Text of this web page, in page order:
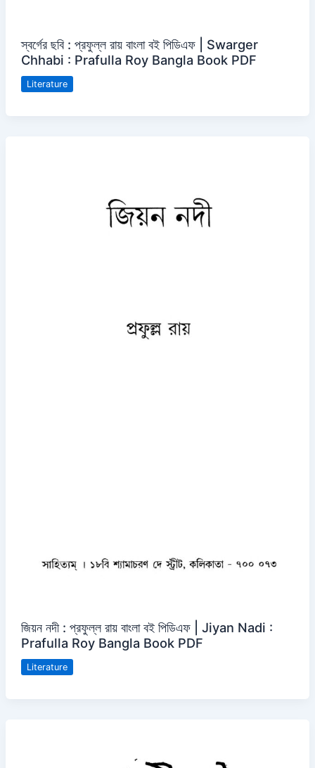
স্বর্গের ছবি : প্রফুল্ল রায় বাংলা বই পিডিএফ | Swarger
Chhabi : Prafulla Roy Bangla Book PDF
Literature
জিয়ন নদী : প্রফুল্ল রায় বাংলা বই পিডিএফ | Jiyan Nadi :
Prafulla Roy Bangla Book PDF
Literature